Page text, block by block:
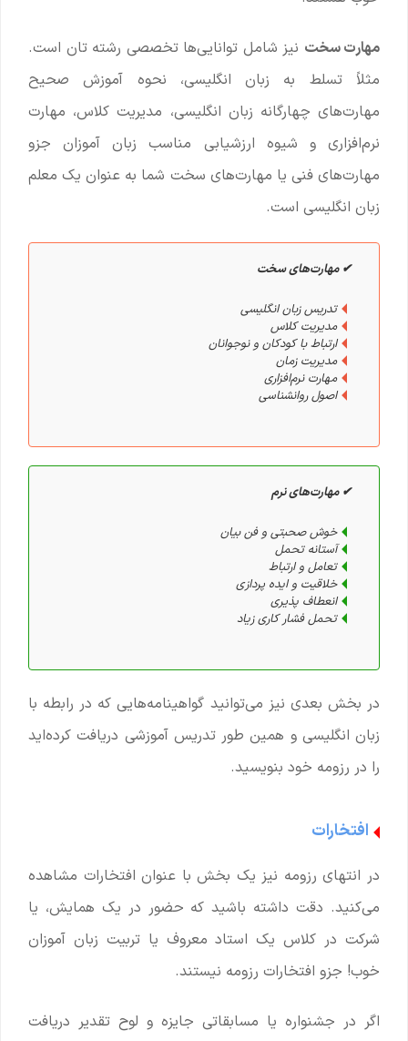
مهارت سخت نیز شامل توانایی‌ها تخصصی رشته تان است.
مثلاً تسلط به زبان انگلیسی، نحوه آموزش صحیح
مهارت‌های چهارگانه زبان انگلیسی، مدیریت کلاس، مهارت
نرم‌افزاری و شیوه ارزشیابی مناسب زبان آموزان جزو
مهارت‌های فنی یا مهارت‌های سخت شما به عنوان یک معلم
زبان انگلیسی است.
✔ مهارت‌های سخت
تدریس زبان انگلیسی
مدیریت کلاس
ارتباط با کودکان و نوجوانان
مدیریت زمان
مهارت نرم‌افزاری
اصول روانشناسی
✔ مهارت‌های نرم
خوش صحبتی و فن بیان
آستانه تحمل
تعامل و ارتباط
خلاقیت و ایده پردازی
انعطاف پذیری
تحمل فشار کاری زیاد
در بخش بعدی نیز می‌توانید گواهینامه‌هایی که در رابطه با
زبان انگلیسی و همین طور تدریس آموزشی دریافت کرده‌اید
را در رزومه خود بنویسید.
افتخارات
در انتهای رزومه نیز یک بخش با عنوان افتخارات مشاهده
می‌کنید. دقت داشته باشید که حضور در یک همایش، یا
شرکت در کلاس یک استاد معروف یا تربیت زبان آموزان
خوب! جزو افتخارات رزومه نیستند.
اگر در جشنواره یا مسابقاتی جایزه و لوح تقدیر دریافت